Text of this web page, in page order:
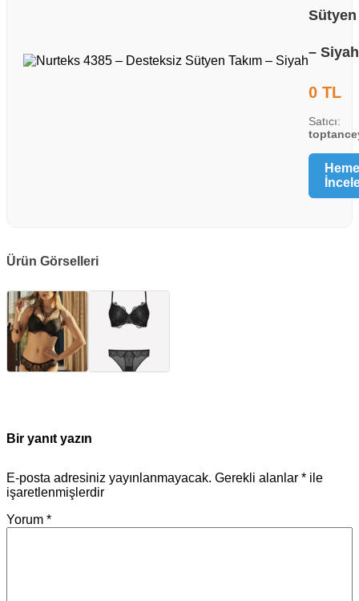
Sütyen
– Siyah
0 TL
Satıcı:
Ürün Görselleri
Bir yanıt yazın
E-posta adresiniz yayınlanmayacak. Gerekli alanlar * ile
işaretlenmişlerdir
Yorum *